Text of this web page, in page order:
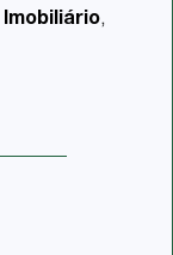
Imobiliário,